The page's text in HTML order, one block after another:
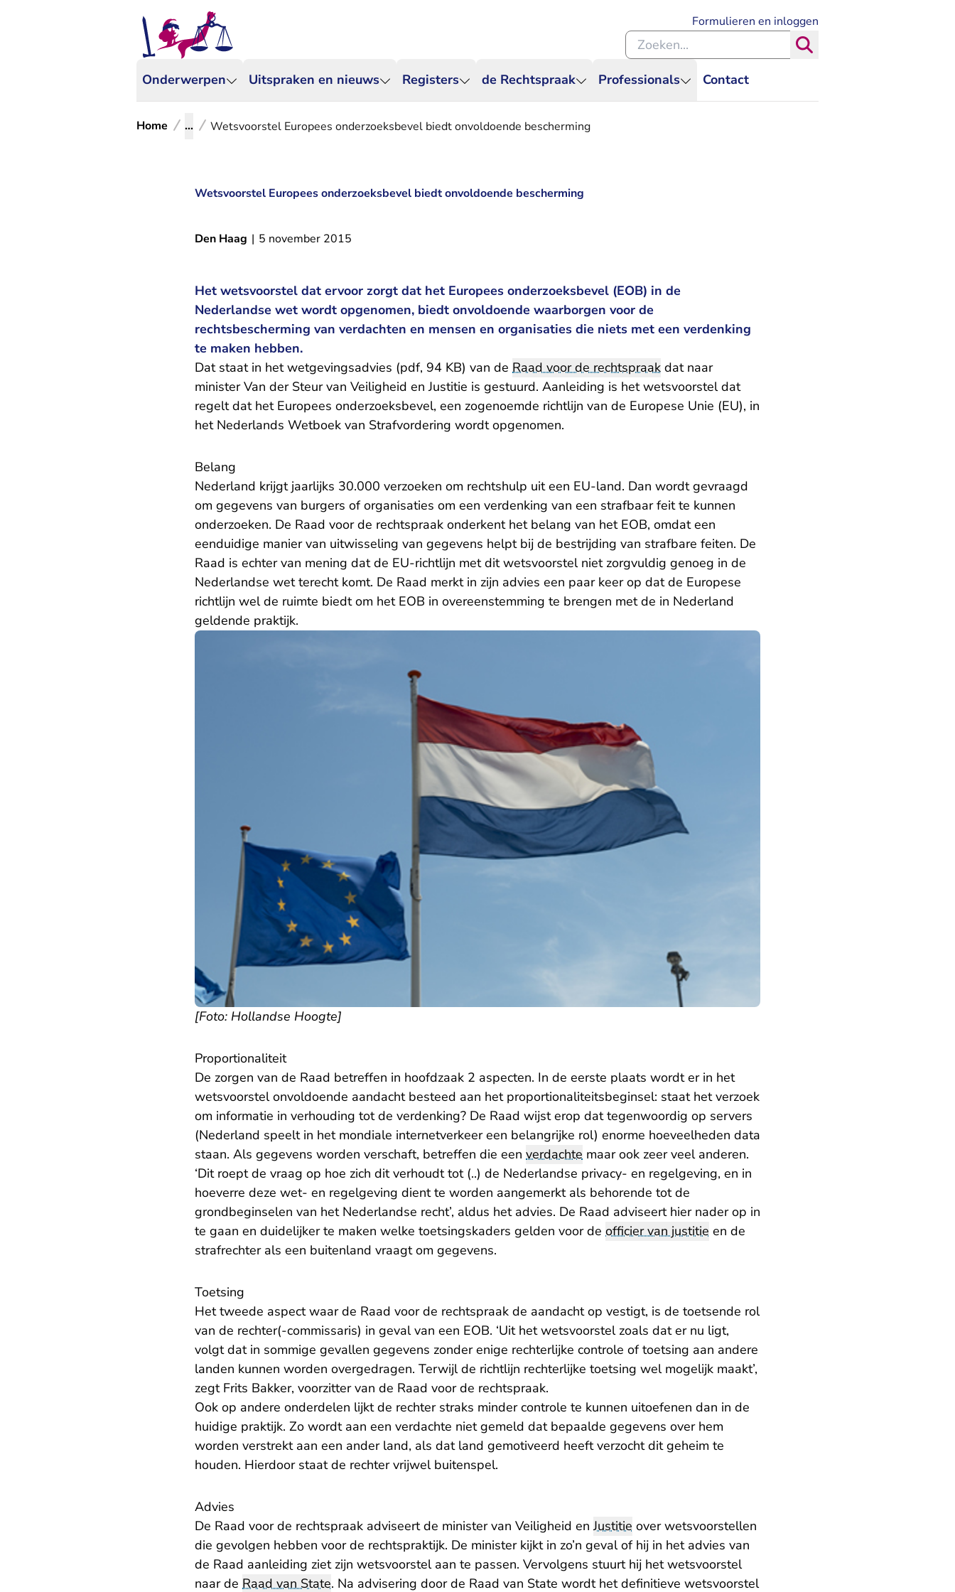
Onderwerpen Uitspraken en nieuws Registers de Rechtspraak Professionals Contact
Formulieren en inloggen
Zoeken binnen de Rechtspraak
Home ... Wetsvoorstel Europees onderzoeksbevel biedt onvoldoende bescherming
Wetsvoorstel Europees onderzoeksbevel biedt onvoldoende bescherming
Den Haag | 5 november 2015
Het wetsvoorstel dat ervoor zorgt dat het Europees onderzoeksbevel (EOB) in de
Nederlandse wet wordt opgenomen, biedt onvoldoende waarborgen voor de
rechtsbescherming van verdachten en mensen en organisaties die niets met een verdenking
te maken hebben.
Dat staat in hetwetgevingsadvies (pdf, 94 KB) van de Raad voor de rechtspraak dat naar
minister Van der Steur van Veiligheid en Justitie is gestuurd. Aanleiding is het wetsvoorstel dat
regelt dat het Europees onderzoeksbevel, een zogenoemde richtlijn van de Europese Unie (EU), in
het Nederlands Wetboek van Strafvordering wordt opgenomen.
Belang
Nederland krijgt jaarlijks 30.000 verzoeken om rechtshulp uit een EU-land. Dan wordt gevraagd
om gegevens van burgers of organisaties om een verdenking van een strafbaar feit te kunnen
onderzoeken. De Raad voor de rechtspraak onderkent het belang van het EOB, omdat een
eenduidige manier van uitwisseling van gegevens helpt bij de bestrijding van strafbare feiten. De
Raad is echter van mening dat de EU-richtlijn met dit wetsvoorstel niet zorgvuldig genoeg in de
Nederlandse wet terecht komt. De Raad merkt in zijn advies een paar keer op dat de Europese
richtlijn wel de ruimte biedt om het EOB in overeenstemming te brengen met de in Nederland
geldende praktijk.
[Foto: Hollandse Hoogte]
Proportionaliteit
De zorgen van de Raad betreffen in hoofdzaak 2 aspecten. In de eerste plaats wordt er in het
wetsvoorstel onvoldoende aandacht besteed aan het proportionaliteitsbeginsel: staat het verzoek
om informatie in verhouding tot de verdenking? De Raad wijst erop dat tegenwoordig op servers
(Nederland speelt in het mondiale internetverkeer een belangrijke rol) enorme hoeveelheden data
staan. Als gegevens worden verschaft, betreffen die een verdachte maar ook zeer veel anderen.
‘Dit roept de vraag op hoe zich dit verhoudt tot (..) de Nederlandse privacy- en regelgeving, en in
hoeverre deze wet- en regelgeving dient te worden aangemerkt als behorende tot de
grondbeginselen van het Nederlandse recht’, aldus het advies. De Raad adviseert hier nader op in
te gaan en duidelijker te maken welke toetsingskaders gelden voor de officier van justitie en de
strafrechter als een buitenland vraagt om gegevens.
Toetsing
Het tweede aspect waar de Raad voor de rechtspraak de aandacht op vestigt, is de toetsende rol
van de rechter(-commissaris) in geval van een EOB. ‘Uit het wetsvoorstel zoals dat er nu ligt,
volgt dat in sommige gevallen gegevens zonder enige rechterlijke controle of toetsing aan andere
landen kunnen worden overgedragen. Terwijl de richtlijn rechterlijke toetsing wel mogelijk maakt’,
zegt Frits Bakker, voorzitter van de Raad voor de rechtspraak.
Ook op andere onderdelen lijkt de rechter straks minder controle te kunnen uitoefenen dan in de
huidige praktijk. Zo wordt aan een verdachte niet gemeld dat bepaalde gegevens over hem
worden verstrekt aan een ander land, als dat land gemotiveerd heeft verzocht dit geheim te
houden. Hierdoor staat de rechter vrijwel buitenspel.
Advies
De Raad voor de rechtspraak adviseert de minister van Veiligheid enJustitie over wetsvoorstellen
die gevolgen hebben voor de rechtspraktijk. De minister kijkt in zo’n geval of hij in het advies van
de Raad aanleiding ziet zijn wetsvoorstel aan te passen. Vervolgens stuurt hij het wetsvoorstel
naar de Raad van State. Na advisering door de Raad van State wordt het definitieve wetsvoorstel